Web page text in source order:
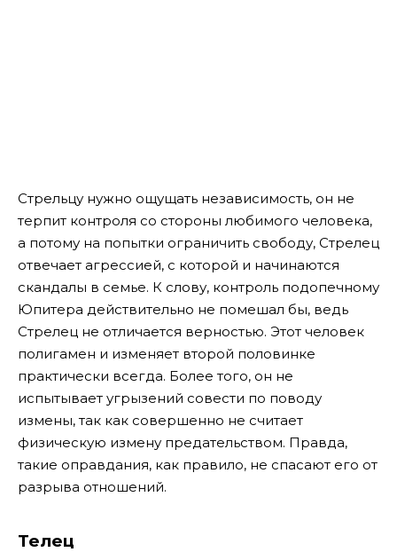
Стрельцу нужно ощущать независимость, он не
терпит контроля со стороны любимого человека,
а потому на попытки ограничить свободу, Стрелец
отвечает агрессией, с которой и начинаются
скандалы в семье. К слову, контроль подопечному
Юпитера действительно не помешал бы, ведь
Стрелец не отличается верностью. Этот человек
полигамен и изменяет второй половинке
практически всегда. Более того, он не
испытывает угрызений совести по поводу
измены, так как совершенно не считает
физическую измену предательством. Правда,
такие оправдания, как правило, не спасают его от
разрыва отношений.
Телец